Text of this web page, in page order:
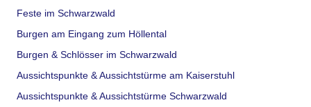
Feste im Schwarzwald
Burgen am Eingang zum Höllental
Burgen & Schlösser im Schwarzwald
Aussichtspunkte & Aussichtstürme am Kaiserstuhl
Aussichtspunkte & Aussichtstürme Schwarzwald